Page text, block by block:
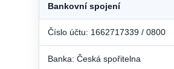
Bankovní spojení
Číslo účtu: 1662717339 / 0800
Banka: Česká spořitelna